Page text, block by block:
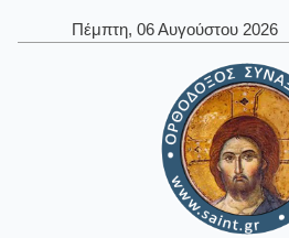
Πέμπτη, 06 Αυγούστου 2026